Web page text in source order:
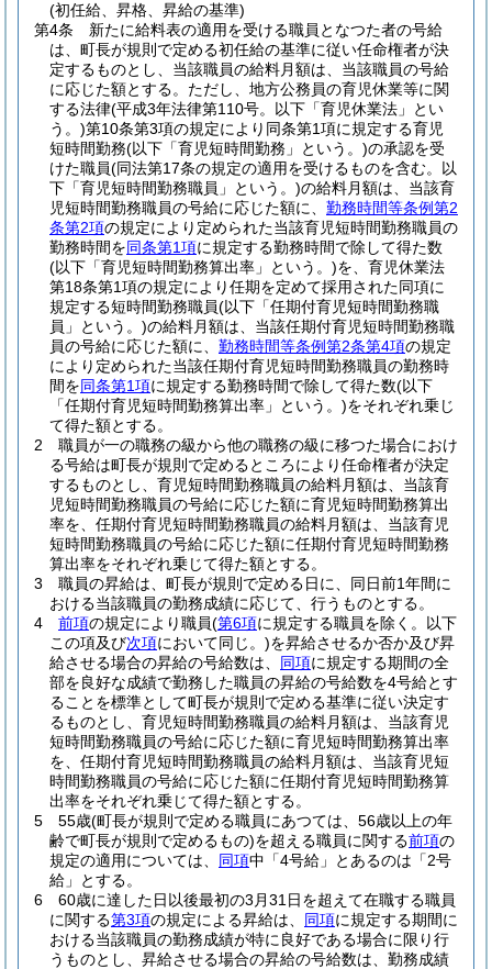
(初任給、昇格、昇給の基準)
第4条
新たに給料表の適用を受ける職員となつた者の号給
は、町長が規則で定める初任給の基準に従い任命権者が決
定するものとし、当該職員の給料月額は、当該職員の号給
に応じた額とする。 ただし、地方公務員の育児休業等に関
する法律(平成3年法律第110号。以下「育児休業法」とい
う。)第10条第3項の規定により同条第1項に規定する育児
短時間勤務(以下「育児短時間勤務」という。)の承認を受
けた職員(同法第17条の規定の適用を受けるものを含む。以
下「育児短時間勤務職員」という。)の給料月額は、当該育
児短時間勤務職員の号給に応じた額に、 勤務時間等条例第2
条第2項の規定により定められた当該育児短時間勤務職員の
勤務時間を同条第1項に規定する勤務時間で除して得た数
(以下「育児短時間勤務算出率」という。)を、育児休業法
第18条第1項の規定により任期を定めて採用された同項に
規定する短時間勤務職員(以下「任期付育児短時間勤務職
員」という。)の給料月額は、当該任期付育児短時間勤務職
員の号給に応じた額に、 勤務時間等条例第2条第4項の規定
により定められた当該任期付育児短時間勤務職員の勤務時
間を同条第1項に規定する勤務時間で除して得た数(以下
「任期付育児短時間勤務算出率」という。)をそれぞれ乗じ
て得た額とする。
2
職員が一の職務の級から他の職務の級に移つた場合におけ
る号給は町長が規則で定めるところにより任命権者が決定
するものとし、育児短時間勤務職員の給料月額は、当該育
児短時間勤務職員の号給に応じた額に育児短時間勤務算出
率を、任期付育児短時間勤務職員の給料月額は、当該育児
短時間勤務職員の号給に応じた額に任期付育児短時間勤務
算出率をそれぞれ乗じて得た額とする。
3
職員の昇給は、町長が規則で定める日に、同日前1年間に
おける当該職員の勤務成績に応じて、行うものとする。
4
前項の規定により職員(第6項に規定する職員を除く。以下
この項及び次項において同じ。)を昇給させるか否か及び昇
給させる場合の昇給の号給数は、 同項に規定する期間の全
部を良好な成績で勤務した職員の昇給の号給数を4号給とす
ることを標準として町長が規則で定める基準に従い決定す
るものとし、育児短時間勤務職員の給料月額は、当該育児
短時間勤務職員の号給に応じた額に育児短時間勤務算出率
を、任期付育児短時間勤務職員の給料月額は、当該育児短
時間勤務職員の号給に応じた額に任期付育児短時間勤務算
出率をそれぞれ乗じて得た額とする。
5
55歳(町長が規則で定める職員にあつては、56歳以上の年
齢で町長が規則で定めるもの)を超える職員に関する前項の
規定の適用については、 同項中「4号給」とあるのは「2号
給」とする。
6
60歳に達した日以後最初の3月31日を超えて在職する職員
に関する第3項の規定による昇給は、 同項に規定する期間に
おける当該職員の勤務成績が特に良好である場合に限り行
うものとし、昇給させる場合の昇給の号給数は、勤務成績